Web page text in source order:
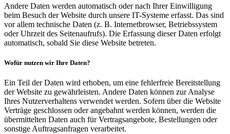
Andere Daten werden automatisch oder nach Ihrer Einwilligung
beim Besuch der Website durch unsere IT-Systeme erfasst. Das sind
vor allem technische Daten (z. B. Internetbrowser, Betriebssystem
oder Uhrzeit des Seitenaufrufs). Die Erfassung dieser Daten erfolgt
automatisch, sobald Sie diese Website betreten.
Wofür nutzen wir Ihre Daten?
Ein Teil der Daten wird erhoben, um eine fehlerfreie Bereitstellung
der Website zu gewährleisten. Andere Daten können zur Analyse
Ihres Nutzerverhaltens verwendet werden. Sofern über die Website
Verträge geschlossen oder angebahnt werden können, werden die
übermittelten Daten auch für Vertragsangebote, Bestellungen oder
sonstige Auftragsanfragen verarbeitet.